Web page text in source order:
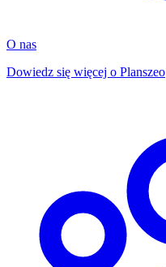
O nas
Dowiedz się więcej o Planszeo